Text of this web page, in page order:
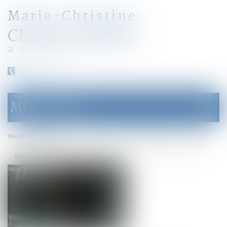
Marie-Christine
CLARAZ-MURAT
avocat
le
menu
MENU
Vous êtes ici :
exercer à nouveau